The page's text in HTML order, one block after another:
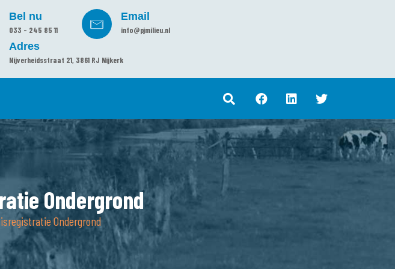
Bel nu
033 - 245 85 11
Email
info@pjmilieu.nl
Adres
Nijverheidsstraat 21, 3861 RJ Nijkerk
Ondergrond
Ondergrond